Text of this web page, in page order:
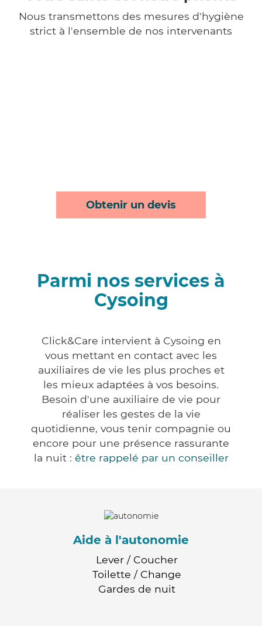
Nous transmettons des mesures d'hygiène
strict à l'ensemble de nos intervenants
Obtenir un devis
Parmi nos services à
Cysoing
Click&Care intervient à Cysoing en
vous mettant en contact avec les
auxiliaires de vie les plus proches et
les mieux adaptées à vos besoins.
Besoin d'une auxiliaire de vie pour
réaliser les gestes de la vie
quotidienne, vous tenir compagnie ou
encore pour une présence rassurante
la nuit : être rappelé par un conseiller
Aide à l'autonomie
Lever / Coucher
Toilette / Change
Gardes de nuit